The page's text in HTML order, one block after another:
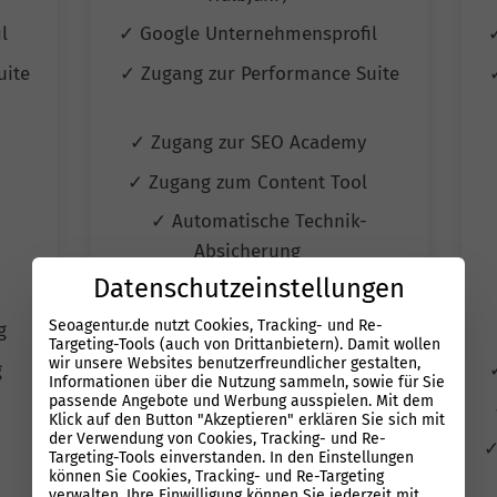
✓ Google Unternehmensprofil
✓ Zugang zur Performance Suite
✓ Zugang zur SEO Academy
✓ Zugang zum Content Tool
✓ Automatische Technik-
Absicherung
✓ Autom. Erfolgskontrolle
✓ Wettbewerbs-Überwachung
✓ Automatisiertes Reporting
✓ Quartals Jour fixe Termine
Datenschutzeinstellungen
Seoagentur.de nutzt Cookies, Tracking- und Re-
Targeting-Tools (auch von Drittanbietern). Damit wollen
wir unsere Websites benutzerfreundlicher gestalten,
Informationen über die Nutzung sammeln, sowie für Sie
passende Angebote und Werbung ausspielen. Mit dem
Klick auf den Button "Akzeptieren" erklären Sie sich mit
der Verwendung von Cookies, Tracking- und Re-
Targeting-Tools einverstanden. In den Einstellungen
können Sie Cookies, Tracking- und Re-Targeting